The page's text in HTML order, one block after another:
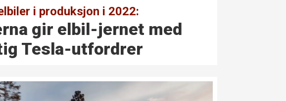
i produksjon i 2022:
gir elbil-jernet med
Tesla-utfordrer